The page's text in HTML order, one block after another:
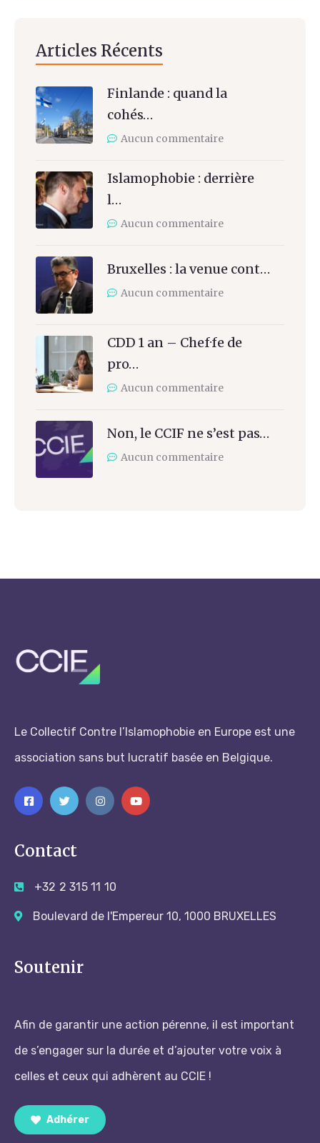
Articles Récents
Finlande : quand la
cohés…
Aucun commentaire
Islamophobie : derrière
l…
Aucun commentaire
Bruxelles : la venue cont…
Aucun commentaire
CDD 1 an – Chef·fe de
pro…
Aucun commentaire
Non, le CCIF ne s’est pas…
Aucun commentaire
Le Collectif Contre l’Islamophobie en Europe est une
association sans but lucratif basée en Belgique.
Contact
+32 2 315 11 10
Boulevard de l'Empereur 10, 1000 BRUXELLES
Soutenir
Afin de garantir une action pérenne, il est important
de s’engager sur la durée et d’ajouter votre voix à
celles et ceux qui adhèrent au CCIE !
Adhérer